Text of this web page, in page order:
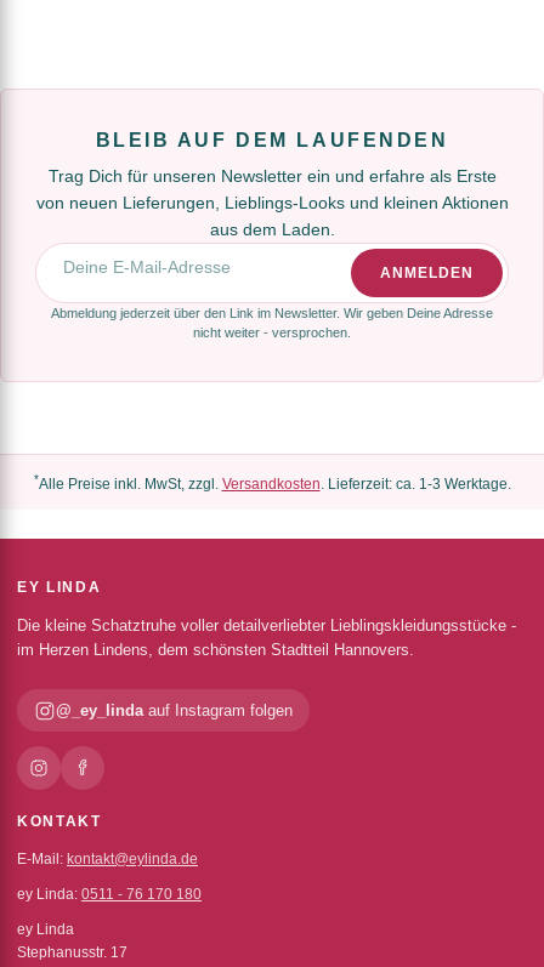
BLEIB AUF DEM LAUFENDEN
Trag Dich für unseren Newsletter ein und erfahre als Erste
von neuen Lieferungen, Lieblings-Looks und kleinen Aktionen
aus dem Laden.
E-Mail-Adresse
ANMELDEN
Abmeldung jederzeit über den Link im Newsletter. Wir geben Deine Adresse
nicht weiter - versprochen.
*Alle Preise inkl. MwSt, zzgl. Versandkosten. Lieferzeit: ca. 1-3 Werktage.
EY LINDA
Die kleine Schatztruhe voller detailverliebter Lieblingskleidungsstücke -
im Herzen Lindens, dem schönsten Stadtteil Hannovers.
@_ey_lindaauf Instagram folgen
KONTAKT
E-Mail: kontakt@eylinda.de
ey Linda: 0511 - 76 170 180
ey Linda
Stephanusstr. 17